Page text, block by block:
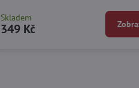
Skladem
349 Kč